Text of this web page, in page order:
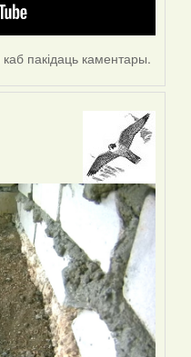
каб пакідаць каментары.